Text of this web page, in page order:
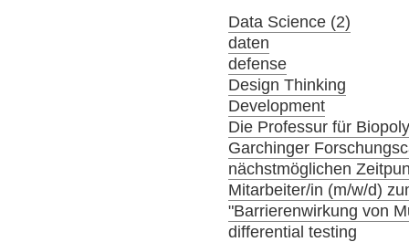
Data Science (2)
daten
defense
Design Thinking
Development
Die Professur für
Garchinger
nächstmöglichen
Mitarbeiter/in (m/w/d)
"Barrierenwirkung von
differential testing